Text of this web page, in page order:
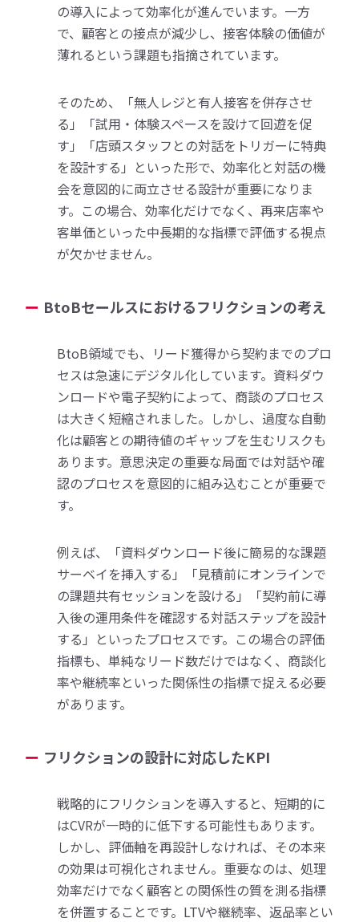
の導入によって効率化が進んでいます。一方
で、顧客との接点が減少し、接客体験の価値が
薄れるという課題も指摘されています。
そのため、「無人レジと有人接客を併存させ
る」「試用・体験スペースを設けて回遊を促
す」「店頭スタッフとの対話をトリガーに特典
を設計する」といった形で、効率化と対話の機
会を意図的に両立させる設計が重要になりま
す。この場合、効率化だけでなく、再来店率や
客単価といった中長期的な指標で評価する視点
が欠かせません。
BtoBセールスにおけるフリクションの考え
BtoB領域でも、リード獲得から契約までのプロ
セスは急速にデジタル化しています。資料ダウ
ンロードや電子契約によって、商談のプロセス
は大きく短縮されました。しかし、過度な自動
化は顧客との期待値のギャップを生むリスクも
あります。意思決定の重要な局面では対話や確
認のプロセスを意図的に組み込むことが重要で
す。
例えば、「資料ダウンロード後に簡易的な課題
サーベイを挿入する」「見積前にオンラインで
の課題共有セッションを設ける」「契約前に導
入後の運用条件を確認する対話ステップを設計
する」といったプロセスです。この場合の評価
指標も、単純なリード数だけではなく、商談化
率や継続率といった関係性の指標で捉える必要
があります。
フリクションの設計に対応したKPI
戦略的にフリクションを導入すると、短期的に
はCVRが一時的に低下する可能性もあります。
しかし、評価軸を再設計しなければ、その本来
の効果は可視化されません。重要なのは、処理
効率だけでなく顧客との関係性の質を測る指標
を併置することです。LTVや継続率、返品率とい